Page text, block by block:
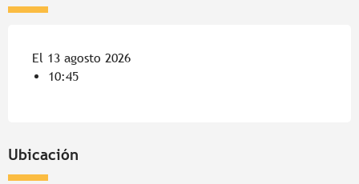
El 13 agosto 2026
10:45
Ubicación